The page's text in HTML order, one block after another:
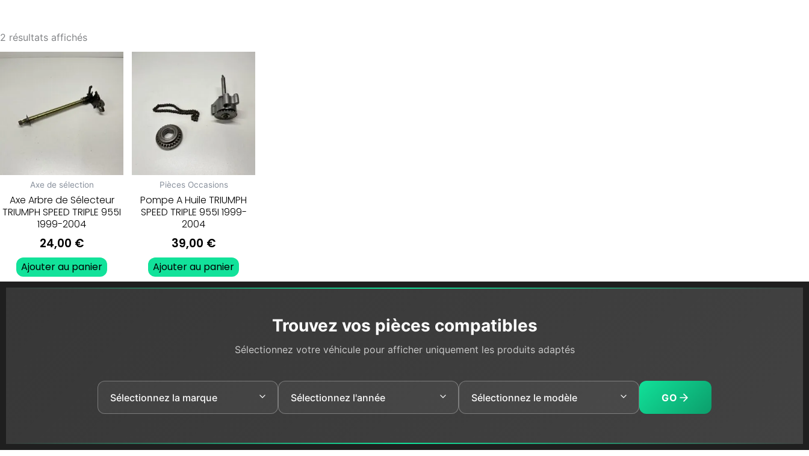
2 résultats affichés
Axe de sélection
Axe Arbre de Sélecteur
TRIUMPH SPEED TRIPLE 955I
1999-2004
24,00 €
Ajouter au panier
Pièces Occasions
Pompe A Huile TRIUMPH
SPEED TRIPLE 955I 1999-
2004
39,00 €
Ajouter au panier
Trouvez vos pièces compatibles
Sélectionnez votre véhicule pour afficher uniquement les produits adaptés
GO